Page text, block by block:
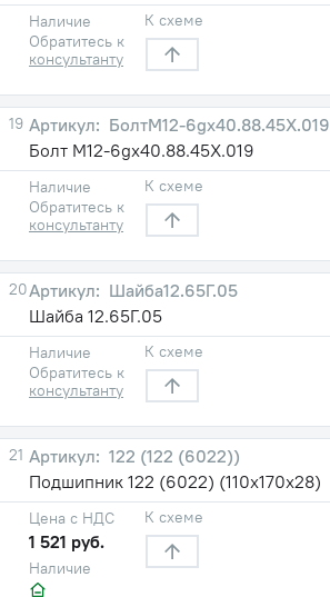
Наличие
Обратитесь к
консультанту
К схеме
19
БолтМ12-6gх40.88.45Х.019
Болт М12-6gх40.88.45Х.019
Наличие
Обратитесь к
консультанту
К схеме
20
Шайба12.65Г.05
Шайба 12.65Г.05
Наличие
Обратитесь к
консультанту
К схеме
21
122 (122 (6022))
Подшипник 122 (6022) (110х170х28)
Наличие
Цена с НДС
1 521 руб.
К схеме